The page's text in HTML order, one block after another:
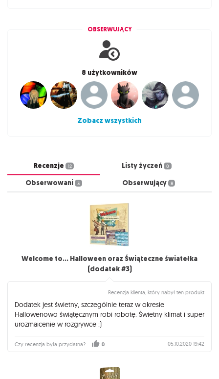
OBSERWUJĄCY
8 użytkowników
Zobacz wszystkich
Recenzje 12 Listy życzeń 0
Obserwowani 3 Obserwujący 8
Welcome to... Halloween oraz Świąteczne światełka
(dodatek #3)
Recenzja klienta, który nabył ten produkt
Dodatek jest świetny, szczególnie teraz w okresie
Hallowenowo świątęcznym robi robotę. Świetny klimat i super
urozmaicenie w rozgrywce :)
Czy recenzja była przydatna? 0 05.10.2020 19:42